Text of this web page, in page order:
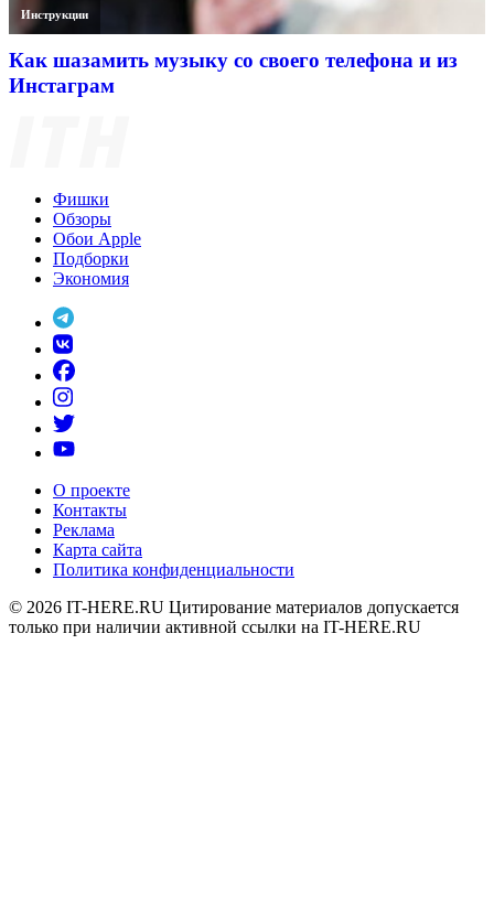
Инструкции
Как шазамить музыку со своего телефона и из
Инстаграм
Фишки
Обзоры
Обои Apple
Подборки
Экономия
О проекте
Контакты
Реклама
Карта сайта
Политика конфиденциальности
© 2026 IT-HERE.RU Цитирование материалов допускается
только при наличии активной ссылки на IT-HERE.RU